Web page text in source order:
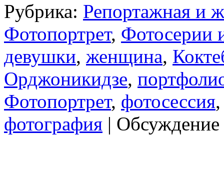
Рубрика: Репортажная и
Фотопортрет, Фотосерии
девушки, женщина,
Орджоникидзе,
Фотопортрет, фотосессия
фотография | Обсуждение